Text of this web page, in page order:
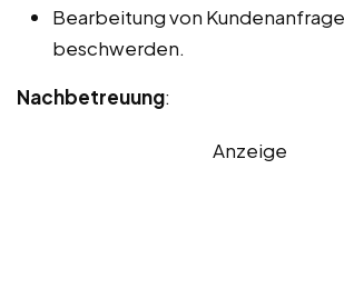
Bearbeitung von
beschwerden.
Nachbetreuung:
Anzeige